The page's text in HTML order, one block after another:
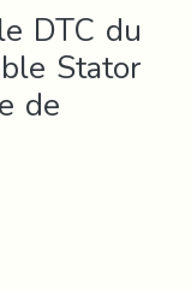
DTC du
Stator
de